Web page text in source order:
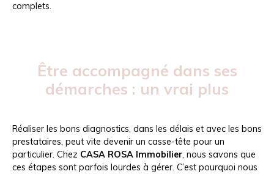
complets.
Être accompagné dans ses
démarches : un vrai plus
Réaliser les bons diagnostics, dans les délais et avec les bons
prestataires, peut vite devenir un casse-tête pour un
particulier. Chez CASA ROSA Immobilier, nous savons que
ces étapes sont parfois lourdes à gérer. C’est pourquoi nous